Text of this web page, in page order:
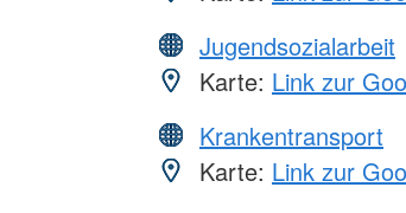
Jugendsozialarbeit
Karte: Link zur
Krankentransport
Karte: Link zur